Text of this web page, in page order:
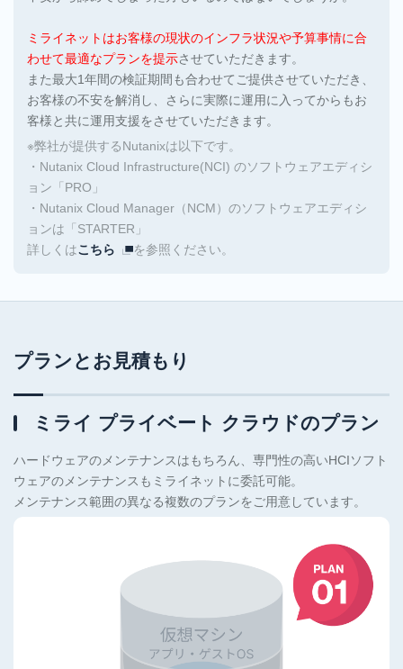
ミライネットはお客様の現状のインフラ状況や予算事情に合
わせて最適なプランを提示させていただきます。
また最大1年間の検証期間も合わせてご提供させていただき、
お客様の不安を解消し、さらに実際に運用に入ってからもお
客様と共に運用支援をさせていただきます。
※弊社が提供するNutanixは以下です。
・Nutanix Cloud Infrastructure(NCI) のソフトウェアエディシ
ョン「PRO」
・Nutanix Cloud Manager（NCM）のソフトウェアエディシ
ョンは「STARTER」
詳しくはこちら を参照ください。
プランとお見積もり
ミライ プライベート クラウドのプラン
ハードウェアのメンテナンスはもちろん、専門性の高いHCIソフト
ウェアのメンテナンスもミライネットに委託可能。
メンテナンス範囲の異なる複数のプランをご用意しています。